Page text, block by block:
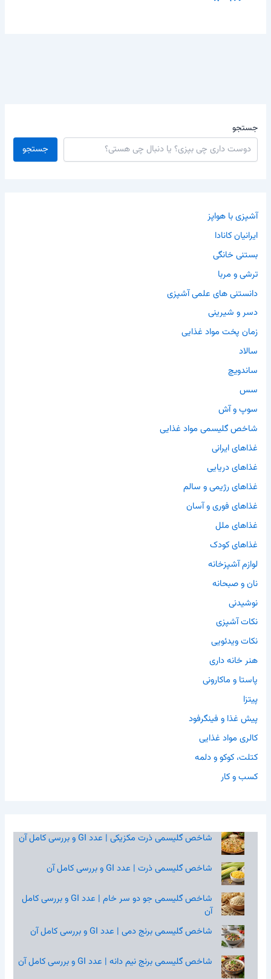
جستجو
جستجو
آشپزی با هواپز
ایرانیان کانادا
بستنی خانگی
ترشی و مربا
دانستنی های علمی آشپزی
دسر و شیرینی
زمان پخت مواد غذایی
سالاد
ساندویچ
سس
سوپ و آش
شاخص گلیسمی مواد غذایی
غذاهای ایرانی
غذاهای دریایی
غذاهای رژیمی و سالم
غذاهای فوری و آسان
غذاهای ملل
غذاهای کودک
لوازم آشپزخانه
نان و صبحانه
نوشیدنی
نکات آشپزی
نکات ویدئویی
هنر خانه داری
پاستا و ماکارونی
پیتزا
پیش غذا و فینگرفود
کالری مواد غذایی
کتلت، کوکو و دلمه
کسب و کار
شاخص گلیسمی ذرت مکزیکی | عدد GI و بررسی کامل آن
شاخص گلیسمی ذرت | عدد GI و بررسی کامل آن
شاخص گلیسمی جو دو سر خام | عدد GI و بررسی کامل
آن
شاخص گلیسمی برنج دمی | عدد GI و بررسی کامل آن
شاخص گلیسمی برنج نیم‌ دانه | عدد GI و بررسی کامل آن